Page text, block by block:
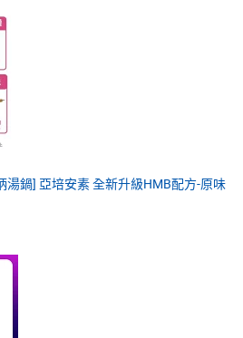
鍋] 亞培安素 全新升級HMB配方-原味